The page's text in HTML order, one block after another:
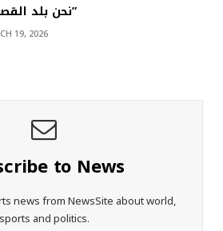
“نحن بلد القصص”
19, 2026
to News
news from NewsSite about world,
sports and politics.